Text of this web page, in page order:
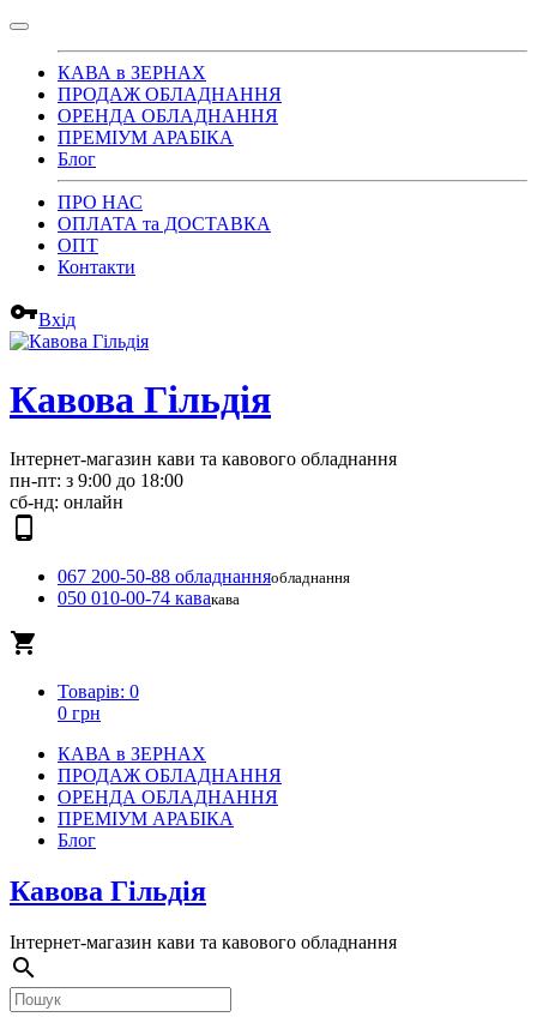
КАВА в ЗЕРНАХ
ПРОДАЖ ОБЛАДНАННЯ
ОРЕНДА ОБЛАДНАННЯ
ПРЕМІУМ АРАБІКА
Блог
ПРО НАС
ОПЛАТА та ДОСТАВКА
ОПТ
Контакти
vpn_keyВхід
Кавова Гільдія
Інтернет-магазин кави та кавового обладнання
пн-пт: з 9:00 до 18:00
сб-нд: онлайн
phone_android
067 200-50-88 обладнанняобладнання
050 010-00-74 кавакава
local_grocery_store
Товарів: 0
0 грн
КАВА в ЗЕРНАХ
ПРОДАЖ ОБЛАДНАННЯ
ОРЕНДА ОБЛАДНАННЯ
ПРЕМІУМ АРАБІКА
Блог
Кавова Гільдія
Інтернет-магазин кави та кавового обладнання
search